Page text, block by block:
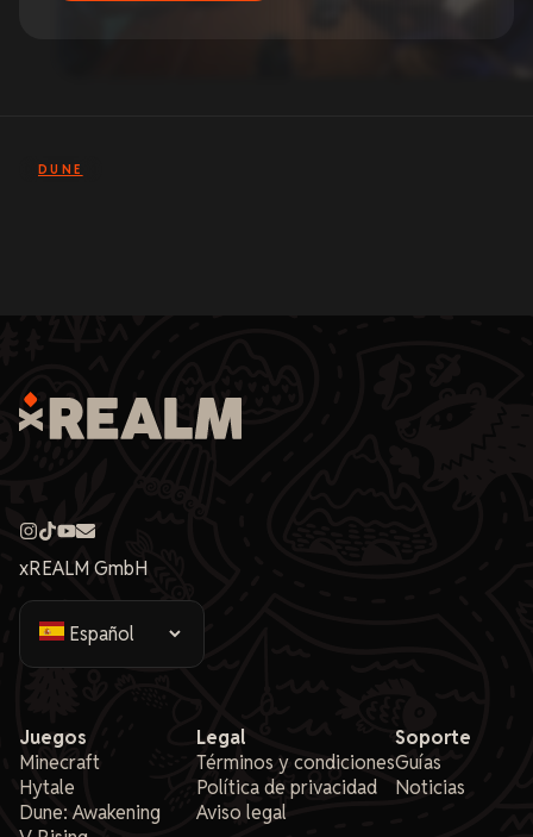
DUNE
xREALM GmbH
Juegos
Minecraft
Hytale
Dune: Awakening
Legal
Términos y condiciones
Política de privacidad
Aviso legal
Soporte
Guías
Noticias